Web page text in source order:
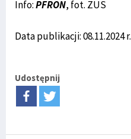
Info:PFRON, fot. ZUS
Data publikacji: 08.11.2024 r.
Udostępnij